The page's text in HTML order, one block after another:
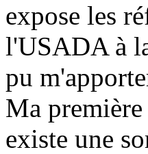
expose les
l'USADA à
pu
Ma
existe une